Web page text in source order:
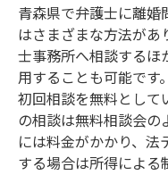
青森県で弁護士に離婚
はさまざまな方法があ
士事務所へ相談するほ
用することも可能です
初回相談を無料として
の相談は無料相談会
には料金がかかり、
する場合は所得による